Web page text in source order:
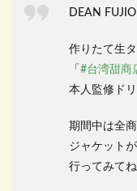
DEAN
作りたて生
「 #台湾甜商
本人監修ドリ
期間中は全
ジャケット
行ってみて